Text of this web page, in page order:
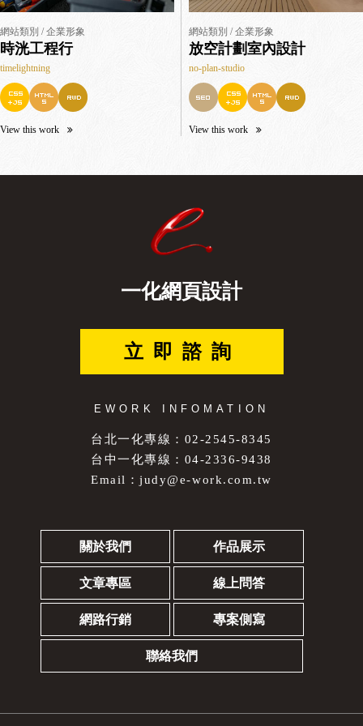
網站類別 / 企業形象
時洸工程行
timelightning
View this work
網站類別 / 企業形象
放空計劃室內設計
no-plan-studio
View this work
一化網頁設計
立即諮詢
EWORK INFOMATION
台北一化專線：02-2545-8345
台中一化專線：04-2336-9438
Email：judy@e-work.com.tw
關於我們 作品展示
文章專區 線上問答
網路行銷 專案側寫
聯絡我們